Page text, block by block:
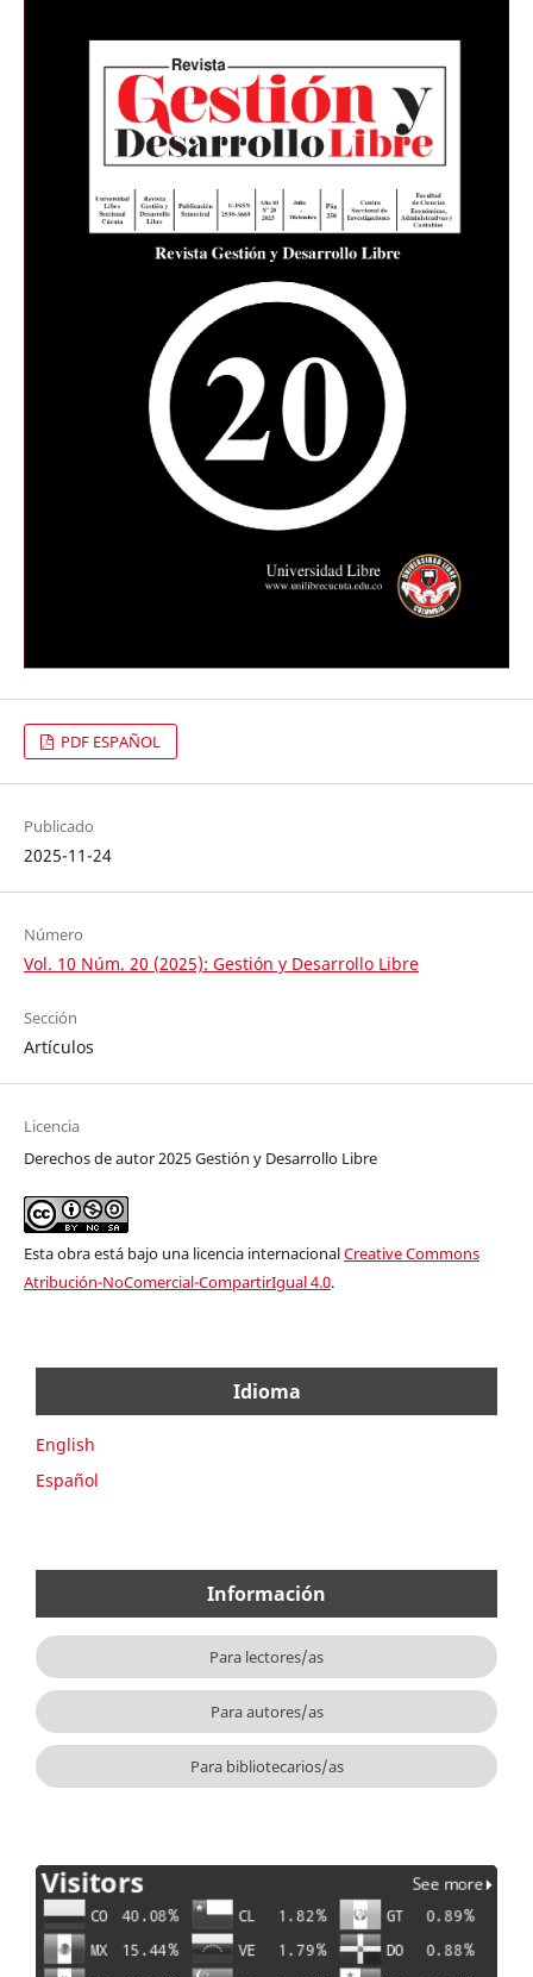
PDF ESPAÑOL
Publicado
2025-11-24
Número
Vol. 10 Núm. 20 (2025): Gestión y Desarrollo Libre
Sección
Artículos
Licencia
Derechos de autor 2025 Gestión y Desarrollo Libre
Esta obra está bajo una licencia internacionalCreative Commons
Atribución-NoComercial-CompartirIgual 4.0.
Idioma
English
Español
Información
Para lectores/as
Para autores/as
Para bibliotecarios/as